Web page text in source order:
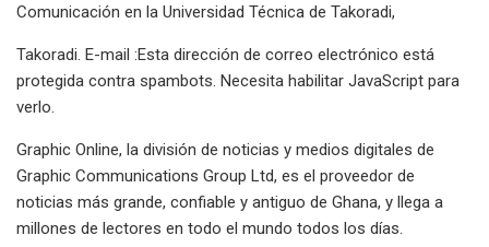
Comunicación en la Universidad Técnica de Takoradi,
Takoradi. E-mail :Esta dirección de correo electrónico está
protegida contra spambots. Necesita habilitar JavaScript para
verlo.
Graphic Online, la división de noticias y medios digitales de
Graphic Communications Group Ltd, es el proveedor de
noticias más grande, confiable y antiguo de Ghana, y llega a
millones de lectores en todo el mundo todos los días.